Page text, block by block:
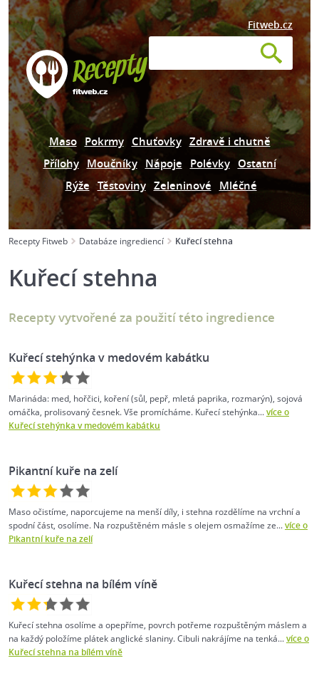
Fitweb.cz
Maso Pokrmy Chuťovky Zdravě i chutně
Přílohy Moučníky Nápoje Polévky Ostatní
Rýže Těstoviny Zeleninové Mléčné
Recepty Fitweb Databáze ingrediencí Kuřecí stehna
Kuřecí stehna
Recepty vytvořené za použití této ingredience
Kuřecí stehýnka v medovém kabátku
Marináda: med, hořčici, koření (sůl, pepř, mletá paprika, rozmarýn), sojová
omáčka, prolisovaný česnek. Vše promícháme. Kuřecí stehýnka...více o
Kuřecí stehýnka v medovém kabátku
Pikantní kuře na zelí
Maso očistíme, naporcujeme na menší díly, i stehna rozdělíme na vrchní a
spodní část, osolíme. Na rozpuštěném másle s olejem osmažíme ze...více o
Pikantní kuře na zelí
Kuřecí stehna na bílém víně
Kuřecí stehna osolíme a opepříme, povrch potřeme rozpuštěným máslem a
na každý položíme plátek anglické slaniny. Cibuli nakrájíme na tenká...více o
Kuřecí stehna na bílém víně